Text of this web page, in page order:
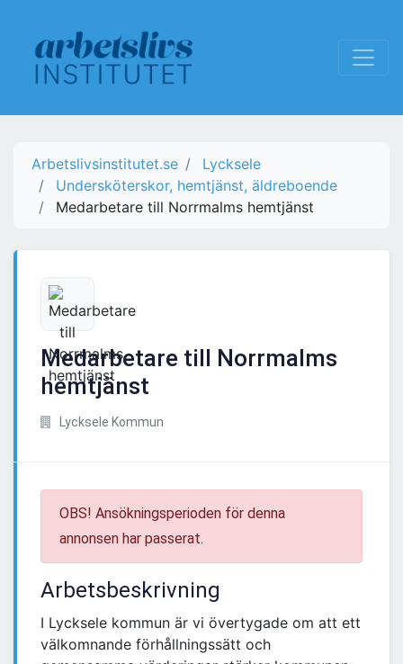
Arbetslivsinstitutet.se
Lycksele
Undersköterskor, hemtjänst, äldreboende
Medarbetare till Norrmalms hemtjänst
Medarbetare till Norrmalms
hemtjänst
Lycksele Kommun
OBS! Ansökningsperioden för denna
annonsen har passerat.
Arbetsbeskrivning
I Lycksele kommun är vi övertygade om att ett
välkomnande förhållningssätt och